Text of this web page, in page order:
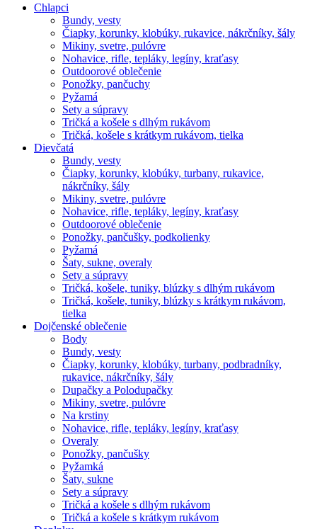
Chlapci
Bundy, vesty
Čiapky, korunky, klobúky, rukavice, nákrčníky, šály
Mikiny, svetre, pulóvre
Nohavice, rifle, tepláky, legíny, kraťasy
Outdoorové oblečenie
Ponožky, pančuchy
Pyžamá
Sety a súpravy
Tričká a košele s dlhým rukávom
Tričká, košele s krátkym rukávom, tielka
Dievčatá
Bundy, vesty
Čiapky, korunky, klobúky, turbany, rukavice,
nákrčníky, šály
Mikiny, svetre, pulóvre
Nohavice, rifle, tepláky, legíny, kraťasy
Outdoorové oblečenie
Ponožky, pančušky, podkolienky
Pyžamá
Šaty, sukne, overaly
Sety a súpravy
Tričká, košele, tuniky, blúzky s dlhým rukávom
Tričká, košele, tuniky, blúzky s krátkym rukávom,
tielka
Dojčenské oblečenie
Body
Bundy, vesty
Čiapky, korunky, klobúky, turbany, podbradníky,
rukavice, nákrčníky, šály
Dupačky a Polodupačky
Mikiny, svetre, pulóvre
Na krstiny
Nohavice, rifle, tepláky, legíny, kraťasy
Overaly
Ponožky, pančušky
Pyžamká
Šaty, sukne
Sety a súpravy
Tričká a košele s dlhým rukávom
Tričká a košele s krátkym rukávom